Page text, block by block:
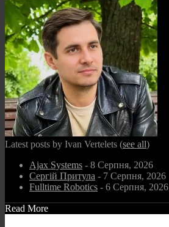
Latest posts by Ivan Vertelets (see all)
Ajax Systems - 8 Серпня, 2026
Сергій Притула - 7 Серпня, 2026
Fulltime Robotics - 6 Серпня, 2026
Read More